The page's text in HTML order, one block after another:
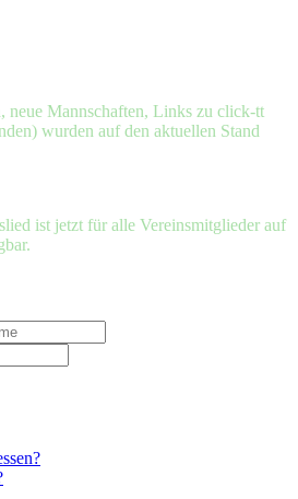
neue Mannschaften, Links zu click-tt
wurden auf den aktuellen Stand
ist jetzt für alle Vereinsmitglieder auf